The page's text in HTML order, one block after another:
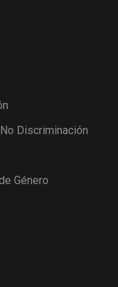
Discriminación
Género